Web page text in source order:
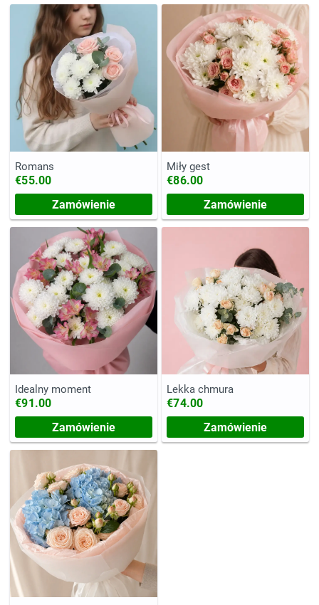
Romans
€55.00
Zamówienie
Miły gest
€86.00
Zamówienie
Idealny moment
€91.00
Zamówienie
Lekka chmura
€74.00
Zamówienie